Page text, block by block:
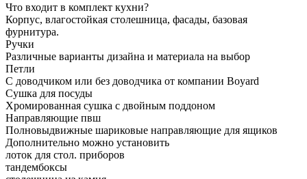
Что входит в комплект кухни?
Корпус, влагостойкая столешница, фасады, базовая
фурнитура.
Ручки
Различные варианты дизайна и материала на выбор
Петли
С доводчиком или без доводчика от компании Boyard
Сушка для посуды
Хромированная сушка с двойным поддоном
Направляющие пвш
Полновыдвижные шариковые направляющие для ящиков
Дополнительно можно установить
лоток для стол. приборов
тандембоксы